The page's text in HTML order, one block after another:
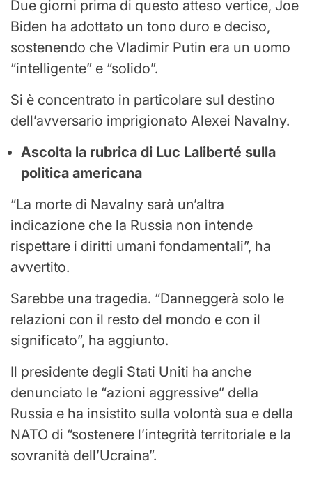
Due giorni prima di questo atteso vertice, Joe
Biden ha adottato un tono duro e deciso,
sostenendo che Vladimir Putin era un uomo
“intelligente” e “solido”.
Si è concentrato in particolare sul destino
dell’avversario imprigionato Alexei Navalny.
Ascolta la rubrica di Luc Laliberté sulla
politica americana
“La morte di Navalny sarà un’altra
indicazione che la Russia non intende
rispettare i diritti umani fondamentali”, ha
avvertito.
Sarebbe una tragedia. “Danneggerà solo le
relazioni con il resto del mondo e con il
significato”, ha aggiunto.
Il presidente degli Stati Uniti ha anche
denunciato le “azioni aggressive” della
Russia e ha insistito sulla volontà sua e della
NATO di “sostenere l’integrità territoriale e la
sovranità dell’Ucraina”.